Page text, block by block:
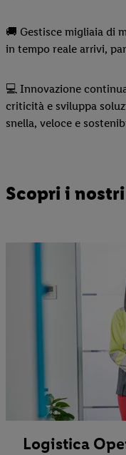
🚚 Gestisce migliaia di
in tempo reale arrivi,
💻 Innovazione
criticità e sviluppa
snella, veloce e
Scopri i
Logistica